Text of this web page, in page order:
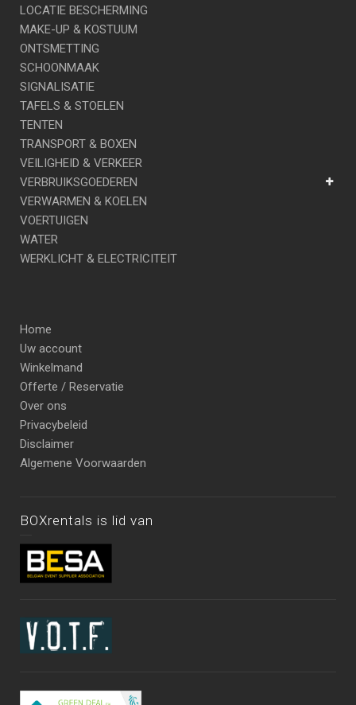
LOCATIE BESCHERMING
MAKE-UP & KOSTUUM
ONTSMETTING
SCHOONMAAK
SIGNALISATIE
TAFELS & STOELEN
TENTEN
TRANSPORT & BOXEN
VEILIGHEID & VERKEER
VERBRUIKSGOEDEREN
VERWARMEN & KOELEN
VOERTUIGEN
WATER
WERKLICHT & ELECTRICITEIT
Home
Uw account
Winkelmand
Offerte / Reservatie
Over ons
Privacybeleid
Disclaimer
Algemene Voorwaarden
BOXrentals is lid van